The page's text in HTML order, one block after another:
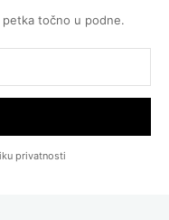
točno u podne.
privatnosti